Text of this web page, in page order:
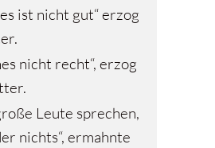
ist nicht gut“ erzog
nicht recht“, erzog
Leute sprechen,
nichts“, ermahnte